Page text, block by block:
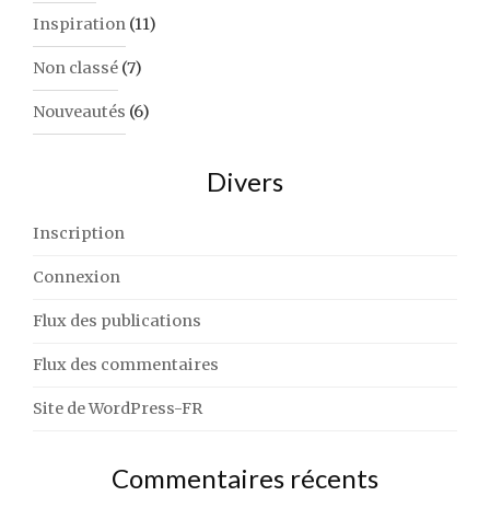
Inspiration (11)
Non classé (7)
Nouveautés (6)
Divers
Inscription
Connexion
Flux des publications
Flux des commentaires
Site de WordPress-FR
Commentaires récents